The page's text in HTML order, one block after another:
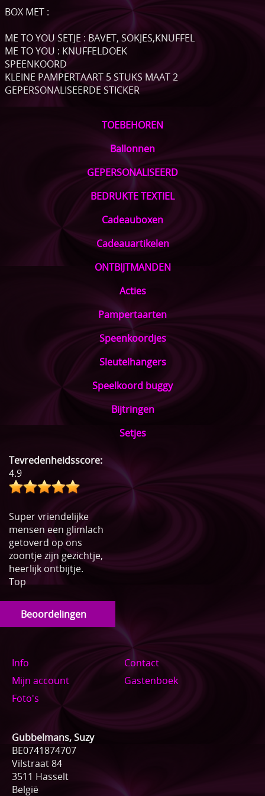
TOEBEHOREN
Ballonnen
GEPERSONALISEERD
BEDRUKTE TEXTIEL
Cadeauboxen
Cadeauartikelen
ONTBIJTMANDEN
Acties
Pampertaarten
Speenkoordjes
Sleutelhangers
Speelkoord buggy
Bijtringen
Setjes
Tevredenheidsscore:
4.9
Super vriendelijke
mensen een glimlach
getoverd op ons
zoontje zijn gezichtje,
heerlijk ontbijtje.
Top
Beoordelingen
BOX MET :
ME TO YOU SETJE : BAVET, SOKJES,KNUFFEL
ME TO YOU : KNUFFELDOEK
SPEENKOORD
KLEINE PAMPERTAART 5 STUKS MAAT 2
GEPERSONALISEERDE STICKER
Info
Contact
Mijn account
Gastenboek
Foto's
Gubbelmans, Suzy
BE0741874707
Vilstraat 84
3511 Hasselt
België